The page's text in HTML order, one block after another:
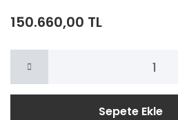
150.660,00 TL
Sepete Ekle